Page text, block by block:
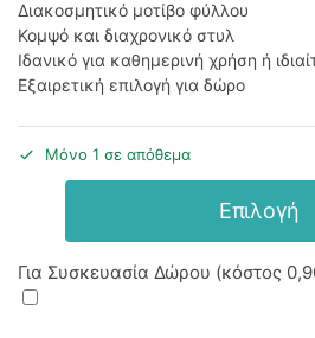
Διακοσμητικό μοτίβο φύλλου
Κομψό και διαχρονικό στυλ
Ιδανικό για καθημερινή χρήση ή
Εξαιρετική επιλογή για δώρο
Μόνο 1 σε απόθεμα
Επιλογή
Για Συσκευασία Δώρου (κόστος